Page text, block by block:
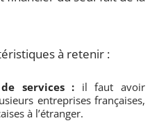
à retenir :
services : il faut avoir
entreprises françaises,
à l’étranger.